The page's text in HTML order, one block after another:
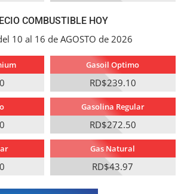
COMBUSTIBLE HOY
10 al 16 de AGOSTO de 2026
Gasoil Optimo
RD$239.10
Gasolina Regular
RD$272.50
Gas Natural
RD$43.97